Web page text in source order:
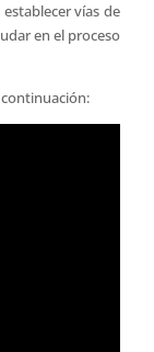
vías de
en el proceso